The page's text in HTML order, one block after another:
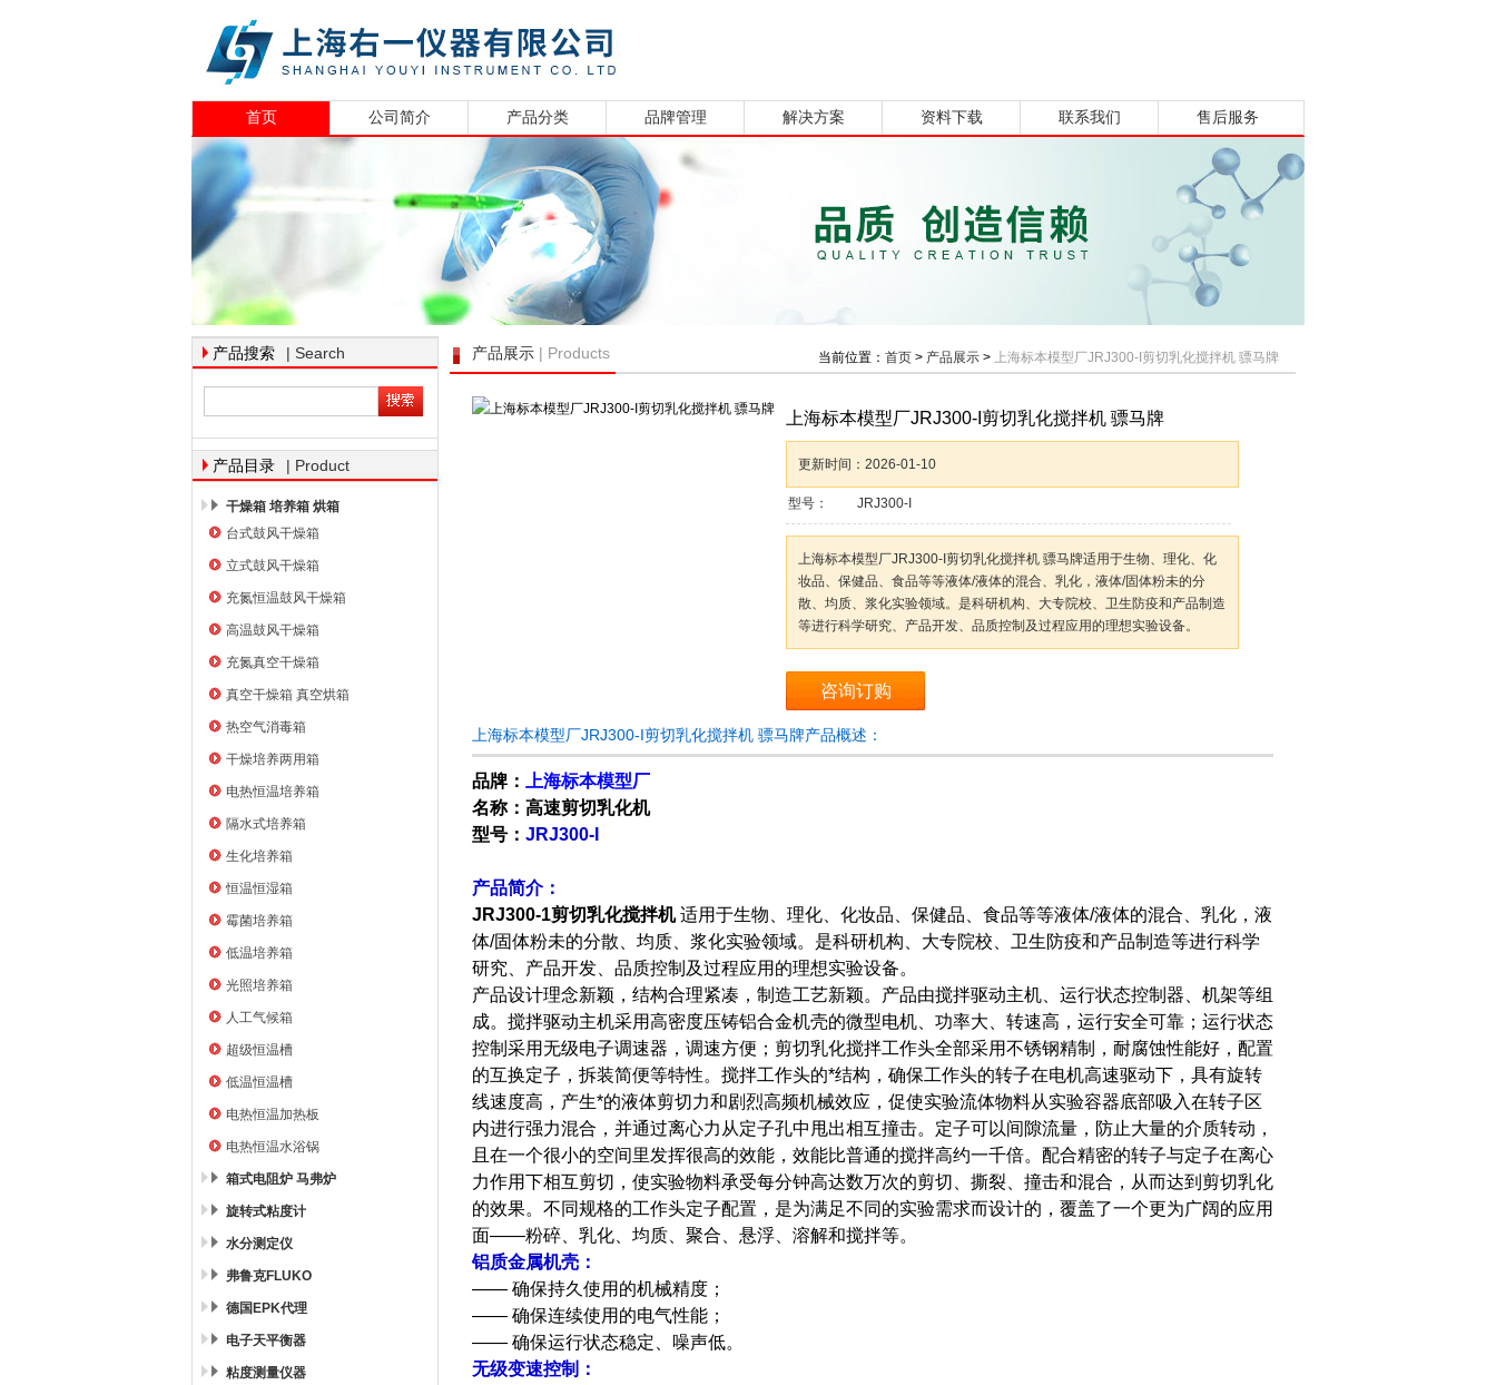
上海右一仪器有限公司
首页 公司简介 产品分类 品牌管理 解决方案 资料下载 联系我们 售后服务
产品搜索 | Search
产品目录 | Product
干燥箱 培养箱 烘箱
台式鼓风干燥箱
立式鼓风干燥箱
充氮恒温鼓风干燥箱
高温鼓风干燥箱
充氮真空干燥箱
真空干燥箱 真空烘箱
热空气消毒箱
干燥培养两用箱
电热恒温培养箱
隔水式培养箱
生化培养箱
恒温恒湿箱
霉菌培养箱
低温培养箱
光照培养箱
人工气候箱
超级恒温槽
低温恒温槽
电热恒温加热板
电热恒温水浴锅
箱式电阻炉 马弗炉
旋转式粘度计
水分测定仪
弗鲁克FLUKO
德国EPK代理
电子天平衡器
粘度测量仪器
产品展示 | Products 当前位置： 首页 > 产品展示 > 上海标本模型厂JRJ300-I剪切乳化搅拌机 骠马牌
上海标本模型厂JRJ300-I剪切乳化搅拌机 骠马牌
更新时间： 2026-01-10
型号： JRJ300-I
上海标本模型厂JRJ300-I剪切乳化搅拌机 骠马牌适用于生物、理化、化
妆品、保健品、食品等等液体/液体的混合、乳化，液体/固体粉未的分
散、均质、浆化实验领域。是科研机构、大专院校、卫生防疫和产品制造
等进行科学研究、产品开发、品质控制及过程应用的理想实验设备。
咨询订购
上海标本模型厂JRJ300-I剪切乳化搅拌机 骠马牌产品概述：
品牌：
上海标本模型厂
名称：高速剪切乳化机
型号： JRJ300-I
产品简介：
JRJ300-1剪切乳化搅拌机适用于生物、理化、化妆品、保健品、食品等等液体/液体的混合、乳化，液
体/固体粉未的分散、均质、浆化实验领域。是科研机构、大专院校、卫生防疫和产品制造等进行科学
研究、产品开发、品质控制及过程应用的理想实验设备。
产品设计理念新颖，结构合理紧凑，制造工艺新颖。产品由搅拌驱动主机、运行状态控制器、机架等组
成。搅拌驱动主机采用高密度压铸铝合金机壳的微型电机、功率大、转速高，运行安全可靠；运行状态
控制采用无级电子调速器，调速方便；剪切乳化搅拌工作头全部采用不锈钢精制，耐腐蚀性能好，配置
的互换定子，拆装简便等特性。搅拌工作头的*结构，确保工作头的转子在电机高速驱动下，具有旋转
线速度高，产生*的液体剪切力和剧烈高频机械效应，促使实验流体物料从实验容器底部吸入在转子区
内进行强力混合，并通过离心力从定子孔中甩出相互撞击。定子可以间隙流量，防止大量的介质转动，
且在一个很小的空间里发挥很高的效能，效能比普通的搅拌高约一千倍。配合精密的转子与定子在离心
力作用下相互剪切，使实验物料承受每分钟高达数万次的剪切、撕裂、撞击和混合，从而达到剪切乳化
的效果。不同规格的工作头定子配置，是为满足不同的实验需求而设计的，覆盖了一个更为广阔的应用
面——粉碎、乳化、均质、聚合、悬浮、溶解和搅拌等。
铝质金属机壳：
—— 确保持久使用的机械精度；
—— 确保连续使用的电气性能；
—— 确保运行状态稳定、噪声低。
无级变速控制：